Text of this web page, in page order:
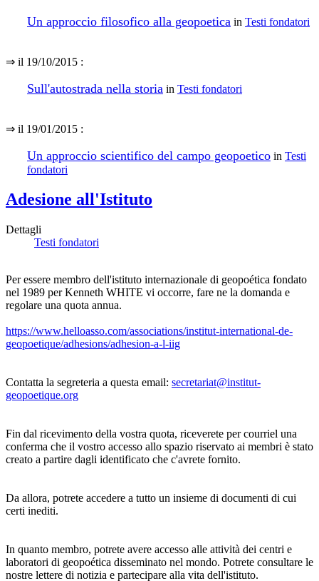
Un approccio filosofico alla geopoetica in Testi fondatori
⇒ il 19/10/2015 :
Sull'autostrada nella storia in Testi fondatori
⇒ il 19/01/2015 :
Un approccio scientifico del campo geopoetico in Testi
fondatori
Adesione all'Istituto
Dettagli
Testi fondatori
Per essere membro dell'istituto internazionale di geopoética fondato
nel 1989 per Kenneth WHITE vi occorre, fare ne la domanda e
regolare una quota annua.
https://www.helloasso.com/associations/institut-international-de-
geopoetique/adhesions/adhesion-a-l-iig
Contatta la segreteria a questa email: secretariat@institut-
geopoetique.org
Fin dal ricevimento della vostra quota, riceverete per courriel una
conferma che il vostro accesso allo spazio riservato ai membri è stato
creato a partire dagli identificato che c'avrete fornito.
Da allora, potrete accedere a tutto un insieme di documenti di cui
certi inediti.
In quanto membro, potrete avere accesso alle attività dei centri e
laboratori di geopoética disseminato nel mondo. Potrete consultare le
nostre lettere di notizia e partecipare alla vita dell'istituto.